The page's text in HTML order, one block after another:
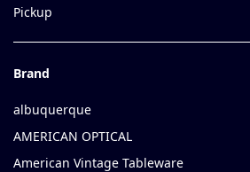
Pickup
Brand
albuquerque
AMERICAN OPTICAL
American Vintage Tableware